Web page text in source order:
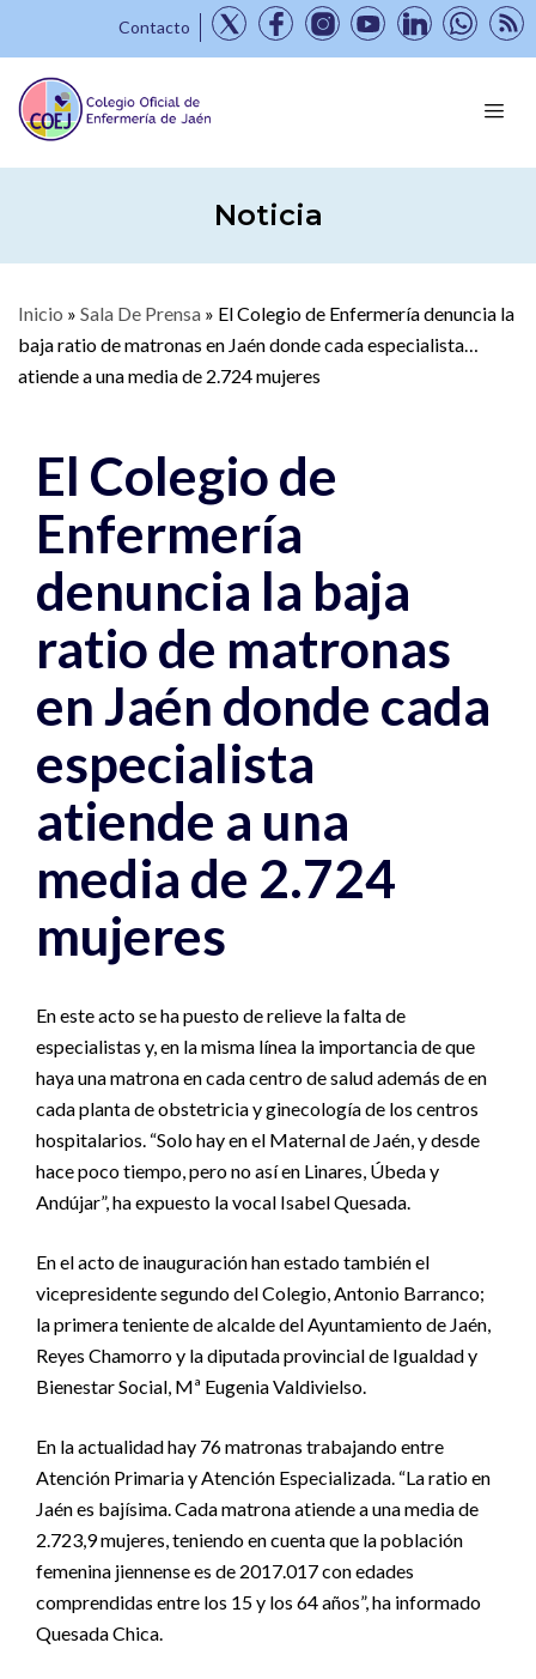
Contacto
Noticia
Inicio » Sala De Prensa » El Colegio de Enfermería denuncia la
baja ratio de matronas en Jaén donde cada especialista
atiende a una media de 2.724 mujeres
El Colegio de
Enfermería
denuncia la baja
ratio de matronas
en Jaén donde cada
especialista
atiende a una
media de 2.724
mujeres
En este acto se ha puesto de relieve la falta de
especialistas y, en la misma línea la importancia de que
haya una matrona en cada centro de salud además de en
cada planta de obstetricia y ginecología de los centros
hospitalarios. “Solo hay en el Maternal de Jaén, y desde
hace poco tiempo, pero no así en Linares, Úbeda y
Andújar”, ha expuesto la vocal Isabel Quesada.
En el acto de inauguración han estado también el
vicepresidente segundo del Colegio, Antonio Barranco;
la primera teniente de alcalde del Ayuntamiento de Jaén,
Reyes Chamorro y la diputada provincial de Igualdad y
Bienestar Social, Mª Eugenia Valdivielso.
En la actualidad hay 76 matronas trabajando entre
Atención Primaria y Atención Especializada. “La ratio en
Jaén es bajísima. Cada matrona atiende a una media de
2.723,9 mujeres, teniendo en cuenta que la población
femenina jiennense es de 2017.017 con edades
comprendidas entre los 15 y los 64 años”, ha informado
Quesada Chica.